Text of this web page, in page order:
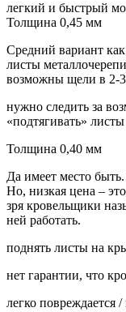
легкий и быстрый
Толщина 0,45 мм
Средний вариант
листы
возможны щели в 2-
нужно следить за
«подтягивать»
Толщина 0,40 мм
Да имеет место
Но, низкая цена –
зря кровельщики
ней работать.
поднять листы на
нет гарантии, что
легко повреждается